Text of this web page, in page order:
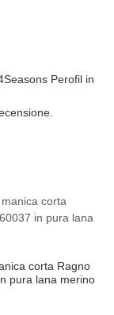
Perofil in
opzioni possono
corta Ragno
pura lana merino